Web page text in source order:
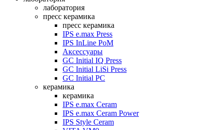
лаборатория
пресс керамика
пресс керамика
IPS e.max Press
IPS InLine PoM
Аксессуары
GC Initial IQ Press
GC Initial LiSi Press
GC Initial PC
керамика
керамика
IPS e.max Ceram
IPS e.max Ceram Power
IPS Style Ceram